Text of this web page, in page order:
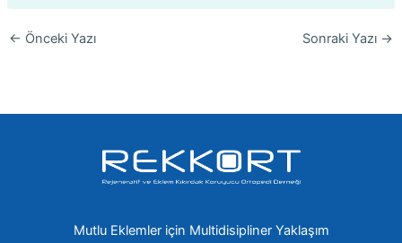
← Önceki Yazı Sonraki Yazı →
Mutlu Eklemler için Multidisipliner Yaklaşım